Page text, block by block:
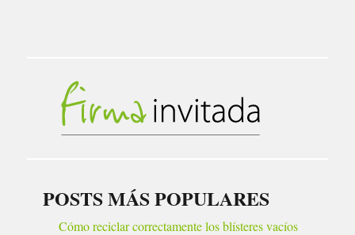
POSTS MÁS POPULARES
Cómo reciclar correctamente los blísteres vacíos